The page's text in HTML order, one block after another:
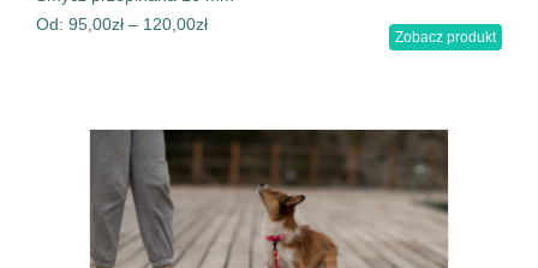
Od: 95,00zł – 120,00zł
Zobacz produkt